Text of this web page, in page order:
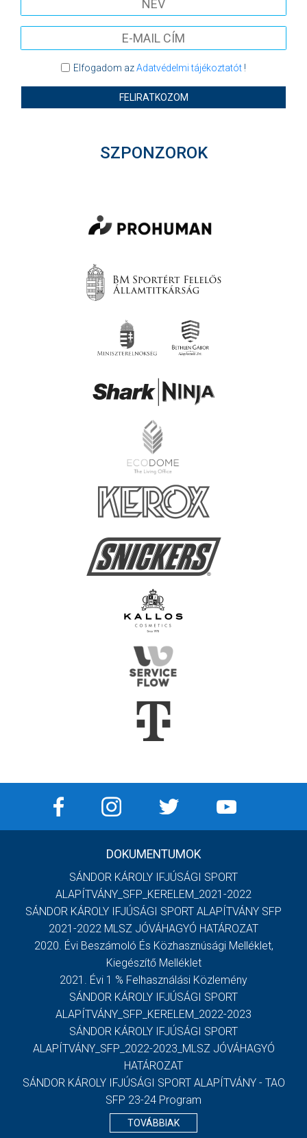
Elfogadom azAdatvédelmi tájékoztatót!
FELIRATKOZOM
SZPONZOROK
DOKUMENTUMOK
SÁNDOR KÁROLY IFJÚSÁGI SPORT
ALAPÍTVÁNY_SFP_KERELEM_2021-2022
SÁNDOR KÁROLY IFJÚSÁGI SPORT ALAPÍTVÁNY SFP
2021-2022 MLSZ JÓVÁHAGYÓ HATÁROZAT
2020. Évi Beszámoló És Közhasznúsági Melléklet,
Kiegészítő Melléklet
2021. Évi 1 % Felhasználási Közlemény
SÁNDOR KÁROLY IFJÚSÁGI SPORT
ALAPÍTVÁNY_SFP_KERELEM_2022-2023
SÁNDOR KÁROLY IFJÚSÁGI SPORT
ALAPÍTVÁNY_SFP_2022-2023_MLSZ JÓVÁHAGYÓ
HATÁROZAT
SÁNDOR KÁROLY IFJÚSÁGI SPORT ALAPÍTVÁNY - TAO
SFP 23-24 Program
TOVÁBBIAK